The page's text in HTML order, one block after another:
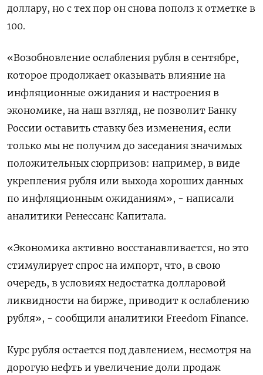
доллару, но с тех пор он снова пополз к отметке в
100.
«Возобновление ослабления рубля в сентябре,
которое продолжает оказывать влияние на
инфляционные ожидания и настроения в
экономике, на наш взгляд, не позволит Банку
России оставить ставку без изменения, если
только мы не получим до заседания значимых
положительных сюрпризов: например, в виде
укрепления рубля или выхода хороших данных
по инфляционным ожиданиям», - написали
аналитики Ренессанс Капитала.
«Экономика активно восстанавливается, но это
стимулирует спрос на импорт, что, в свою
очередь, в условиях недостатка долларовой
ликвидности на бирже, приводит к ослаблению
рубля», - сообщили аналитики Freedom Finance.
Курс рубля остается под давлением, несмотря на
дорогую нефть и увеличение доли продаж